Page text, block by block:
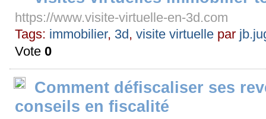
https://www.visite-virtuelle-en-3d.com
Tags: immobilier, 3d ,visite virtuelle par
Vote0
Comment défiscaliser ses
conseils en fiscalité